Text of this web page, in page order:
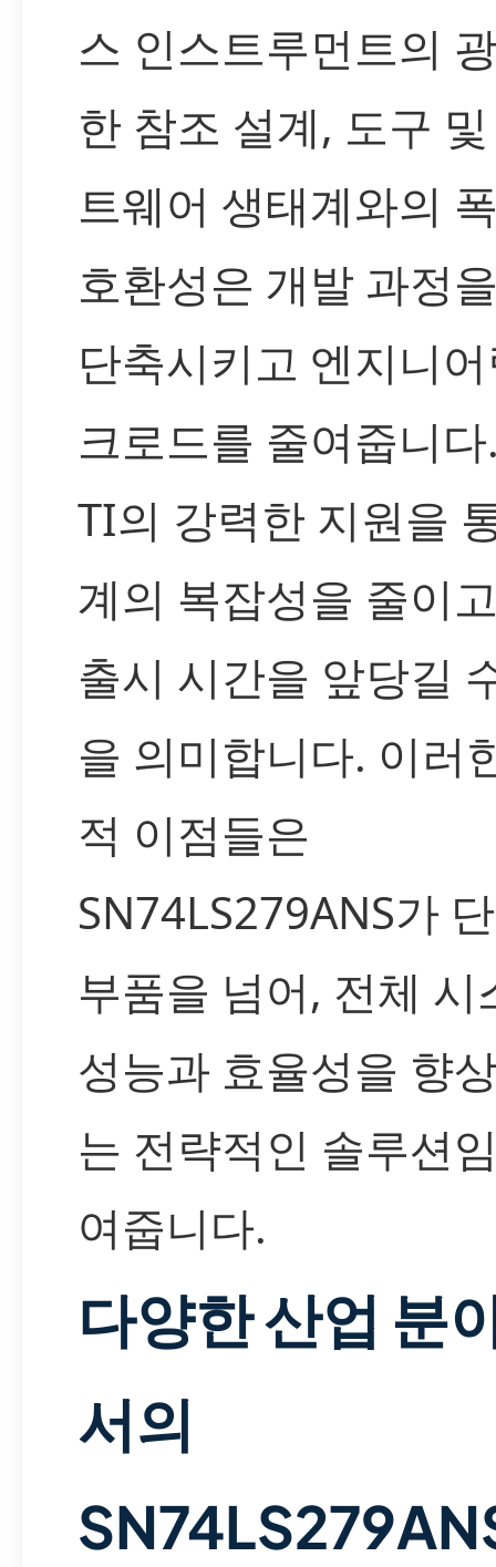
스 인스트루먼트의
한 참조 설계, 도구
트웨어 생태계와의
호환성은 개발 과정
단축시키고 엔지니
크로드를 줄여줍니
TI의 강력한 지원을
계의 복잡성을 줄이
출시 시간을 앞당길
을 의미합니다. 이러
적 이점들은
SN74LS279ANS가
부품을 넘어, 전체 시
성능과 효율성을 향
는 전략적인 솔루션
여줍니다.
다양한 산업 분
서의